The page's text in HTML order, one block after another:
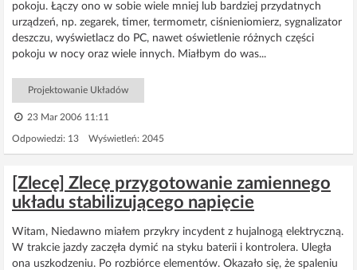
pokoju. Łączy ono w sobie wiele mniej lub bardziej przydatnych
urządzeń, np. zegarek, timer, termometr, ciśnieniomierz, sygnalizator
deszczu, wyświetlacz do PC, nawet oświetlenie różnych części
pokoju w nocy oraz wiele innych. Miałbym do was...
Projektowanie Układów
23 Mar 2006 11:11
Odpowiedzi: 13 Wyświetleń: 2045
[Zlecę] Zlecę przygotowanie zamiennego
układu stabilizującego napięcie
Witam, Niedawno miałem przykry incydent z hujalnogą elektryczną.
W trakcie jazdy zaczęła dymić na styku baterii i kontrolera. Uległa
ona uszkodzeniu. Po rozbiórce elementów. Okazało się, że spaleniu